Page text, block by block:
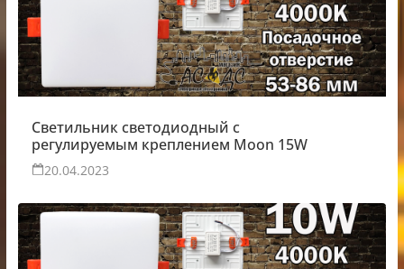
Светильник светодиодный с
регулируемым креплением Moon 15W
20.04.2023